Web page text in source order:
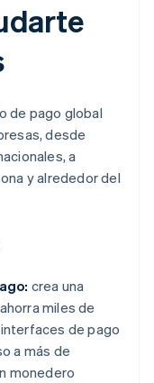
de pago global
desde
a
y alrededor del
crea una
miles de
de pago
a más de
monedero